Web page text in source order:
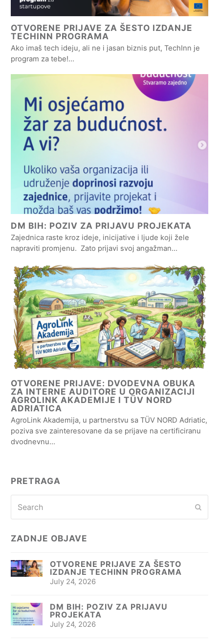
OTVORENE PRIJAVE ZA ŠESTO IZDANJE
TECHINN PROGRAMA
Ako imaš tech ideju, ali ne i jasan biznis put, TechInn je
program za tebe!…
DM BIH: POZIV ZA PRIJAVU PROJEKATA
Zajednica raste kroz ideje, inicijative i ljude koji žele
napraviti promjenu. Zato prijavi svoj angažman…
OTVORENE PRIJAVE: DVODEVNA OBUKA
ZA INTERNE AUDITORE U ORGANIZACIJI
AGROLINK AKADEMIJE I TÜV NORD
ADRIATICA
AgroLink Akademija, u partnerstvu sa TÜV NORD Adriatic,
poziva sve zainteresovane da se prijave na certificiranu
dvodnevnu…
PRETRAGA
ZADNJE OBJAVE
OTVORENE PRIJAVE ZA ŠESTO
IZDANJE TECHINN PROGRAMA
July 24, 2026
DM BIH: POZIV ZA PRIJAVU
PROJEKATA
July 24, 2026